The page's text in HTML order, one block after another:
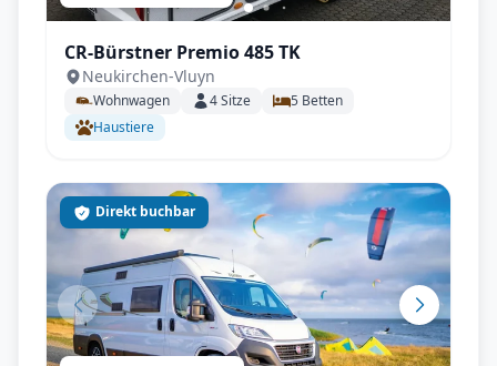
CR-Bürstner Premio 485 TK
Neukirchen-Vluyn
Wohnwagen 4Sitze 5 Betten
Haustiere
Direkt buchbar